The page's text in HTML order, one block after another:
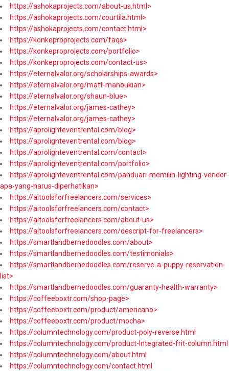
https://ashokaprojects.com/about-us.html>
https://ashokaprojects.com/courtila.html>
https://ashokaprojects.com/contact.html>
https://konkeproprojects.com/faqs>
https://konkeproprojects.com/portfolio>
https://konkeproprojects.com/contact-us>
https://eternalvalor.org/scholarships-awards>
https://eternalvalor.org/matt-manoukian>
https://eternalvalor.org/shaun-blue>
https://eternalvalor.org/james-cathey>
https://eternalvalor.org/james-cathey>
https://aprolighteventrental.com/blog>
https://aprolighteventrental.com/blog>
https://aprolighteventrental.com/contact>
https://aprolighteventrental.com/portfolio>
https://aprolighteventrental.com/panduan-memilih-lighting-vendor-
apa-yang-harus-diperhatikan>
https://aitoolsforfreelancers.com/services>
https://aitoolsforfreelancers.com/contact>
https://aitoolsforfreelancers.com/about-us>
https://aitoolsforfreelancers.com/descript-for-freelancers>
https://smartlandbernedoodles.com/about>
https://smartlandbernedoodles.com/testimonials>
https://smartlandbernedoodles.com/reserve-a-puppy-reservation-
list>
https://smartlandbernedoodles.com/guaranty-health-warranty>
https://coffeeboxtr.com/shop-page>
https://coffeeboxtr.com/product/americano>
https://coffeeboxtr.com/product/mocha>
https://columntechnology.com/product-poly-reverse.html
https://columntechnology.com/product-Integrated-frit-column.html
https://columntechnology.com/about.html
https://columntechnology.com/contact.html